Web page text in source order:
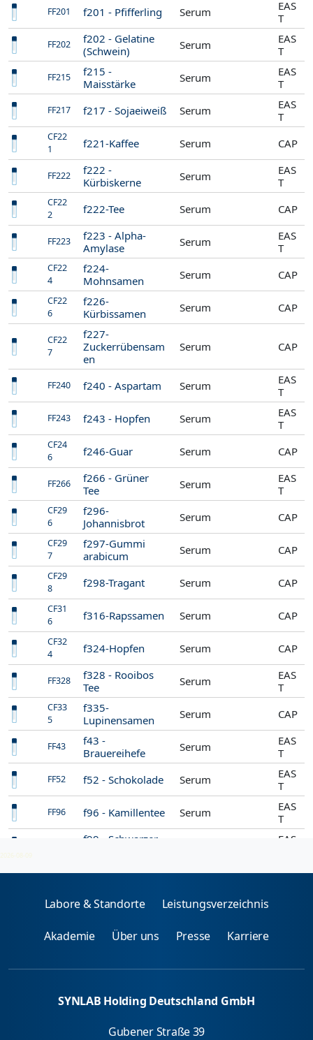
FF201 f201 - Pfifferling Serum
EAS
T
FF202
f202 - Gelatine
(Schwein)
Serum
EAS
T
FF215
f215 -
Maisstärke
Serum
EAS
T
FF217 f217 - Sojaeiweiß Serum
EAS
T
CF22
1
f221-Kaffee Serum CAP
FF222
f222 -
Kürbiskerne
Serum
EAS
T
CF22
2
f222-Tee Serum CAP
FF223
f223 - Alpha-
Amylase
Serum
EAS
T
CF22
4
f224-
Mohnsamen
Serum CAP
CF22
6
f226-
Kürbissamen
Serum CAP
CF22
7
f227-
Zuckerrübensam
en
Serum CAP
FF240 f240 - Aspartam Serum
EAS
T
FF243 f243 - Hopfen Serum
EAS
T
CF24
6
f246-Guar Serum CAP
FF266
f266 - Grüner
Tee
Serum
EAS
T
CF29
6
f296-
Johannisbrot
Serum CAP
CF29
7
f297-Gummi
arabicum
Serum CAP
CF29
8
f298-Tragant Serum CAP
CF31
6
f316-Rapssamen Serum CAP
CF32
4
f324-Hopfen Serum CAP
FF328
f328 - Rooibos
Tee
Serum
EAS
T
CF33
5
f335-
Lupinensamen
Serum CAP
FF43
f43 -
Brauereihefe
Serum
EAS
T
FF52 f52 - Schokolade Serum
EAS
T
FF96 f96 - Kamillentee Serum
EAS
T
f99 - Schwarzer
EAS
2026-08-09
Labore & Standorte Leistungsverzeichnis
Akademie Über uns Presse Karriere
SYNLAB Holding Deutschland GmbH
Gubener Straße 39